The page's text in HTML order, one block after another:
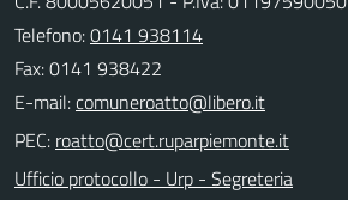
Telefono:0141 938114
Fax: 0141 938422
E-mail:
PEC:
Ufficio protocollo - Urp - Segreteria